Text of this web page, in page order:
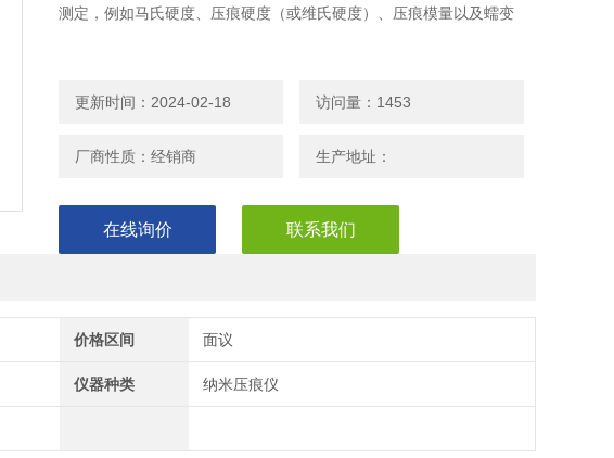
测定，例如马氏硬度、压痕硬度（或维氏硬度）、压痕模量以及蠕变
更新时间：2024-02-18 访问量：1453
厂商性质：经销商 生产地址：
在线询价 联系我们
价格区间 面议
仪器种类 纳米压痕仪